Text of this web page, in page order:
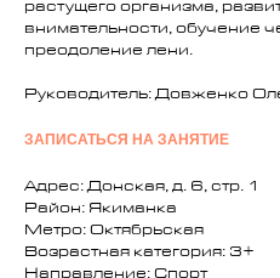
растущего организма,
внимательности, обучение
преодоление лени.
Руководитель: Довженко
ЗАПИСАТЬСЯ НА ЗАНЯТИЕ
Адрес: Донская, д. 6, стр. 1
Район: Якиманка
Метро: Октябрьская
Возрастная категория: 3+